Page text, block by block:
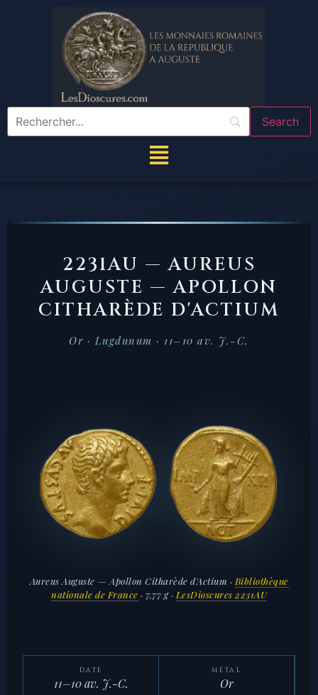
2231AU — AUREUS
AUGUSTE — APOLLON
CITHARÈDE D'ACTIUM
Or · Lugdunum · 11–10 av. J.-C.
Aureus Auguste — Apollon Citharède d'Actium · Bibliothèque
nationale de France · 7,77 g · LesDioscures 2231AU
DATE
11–10 av. J.-C.
MÉTAL
Or